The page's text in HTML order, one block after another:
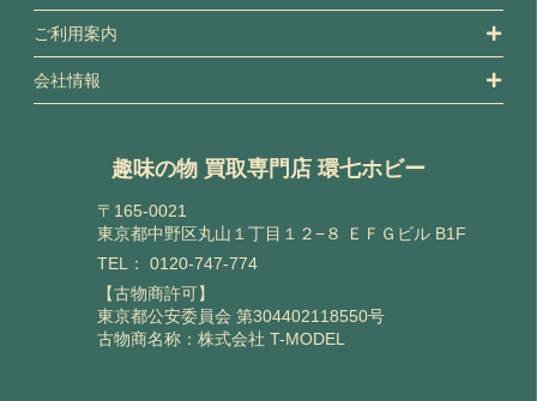
ご利用案内
会社情報
趣味の物 買取専門店 環七ホビー
〒165-0021
東京都中野区丸山１丁目１２−８ ＥＦＧビル B1F
TEL： 0120-747-774
【古物商許可】
東京都公安委員会 第304402118550号
古物商名称：株式会社 T-MODEL